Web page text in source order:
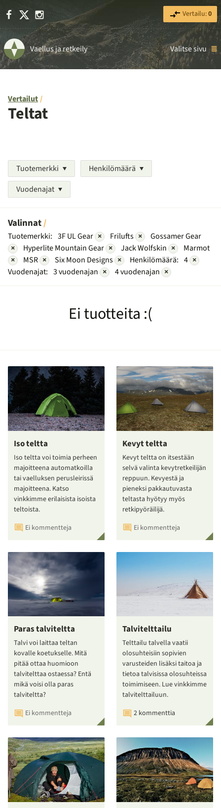
Facebook Instagram Vertailu:0
Vaellus ja retkeily Valitse sivu
Vertailut
Teltat
Tuotemerkki
Henkilömäärä
Vuodenajat
Valinnat
Tuotemerkki: 3F UL Gear × Frilufts ×
Gossamer Gear
×
Hyperlite Mountain Gear × Jack Wolfskin ×
Marmot
×
MSR × Six Moon Designs × Henkilömäärä: 4 ×
Vuodenajat: 3 vuodenajan × 4 vuodenajan ×
Ei tuotteita :(
Iso teltta
Iso teltta voi toimia perheen
majoitteena automatkoilla
tai vaelluksen perusleirissä
majoitteena. Katso
vinkkimme erilaisista isoista
teltoista.
Ei kommentteja
Kevyt teltta
Kevyt teltta on itsestään
selvä valinta kevytretkeilijän
reppuun. Kevyestä ja
pieneksi pakkautuvasta
teltasta hyötyy myös
retkipyöräilijä.
Ei kommentteja
Paras talviteltta
Talvi voi laittaa teltan
kovalle koetukselle. Mitä
pitää ottaa huomioon
talvitelttaa ostaessa? Entä
mikä voisi olla paras
talviteltta?
Ei kommentteja
Talvitelttailu
Telttailu talvella vaatii
olosuhteisiin sopivien
varusteiden lisäksi taitoa ja
tietoa talvisissa olosuhteissa
toimimiseen. Lue vinkkimme
talvitelttailuun.
2 kommenttia